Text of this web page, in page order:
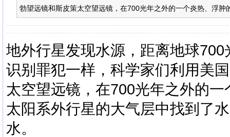
勃望远镜和斯皮策太空望远镜，在700光年之外的一个炎热、浮
地外行星发现水源，距离地球
识别罪犯一样， 科学家们利用美
太空望远镜，在700光年之外的
太阳系外行星的大气层中找到了
水。